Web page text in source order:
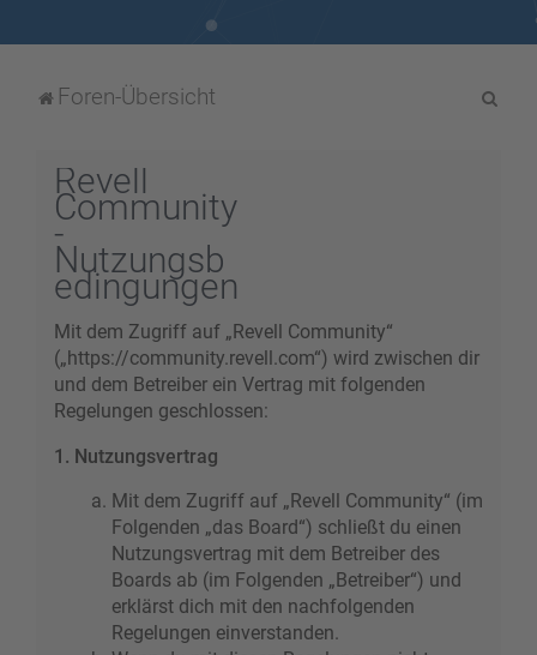
Foren-Übersicht
Revell
Community
-
Nutzungsb
edingungen
Mit dem Zugriff auf „Revell Community“
(„https://community.revell.com“) wird zwischen dir
und dem Betreiber ein Vertrag mit folgenden
Regelungen geschlossen:
1. Nutzungsvertrag
Mit dem Zugriff auf „Revell Community“ (im
Folgenden „das Board“) schließt du einen
Nutzungsvertrag mit dem Betreiber des
Boards ab (im Folgenden „Betreiber“) und
erklärst dich mit den nachfolgenden
Regelungen einverstanden.